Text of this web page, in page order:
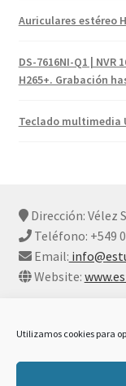
Utilizamos cookies para
Auriculares estéreo
DS-7616NI-Q1 | NVR
H265+. Grabación
Teclado multimedia
Dirección: Vélez
Teléfono: +549
Email:
Website: